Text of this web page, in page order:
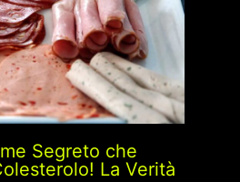
Segreto che
La Verità